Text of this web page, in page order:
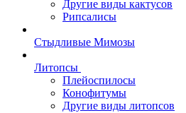
Другие виды кактусов
Рипсалисы
Стыдливые Мимозы
Литопсы
Плейоспилосы
Конофитумы
Другие виды литопсов